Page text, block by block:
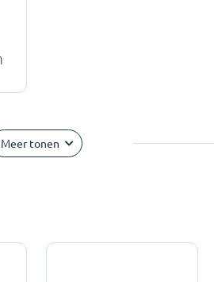
Meer tonen